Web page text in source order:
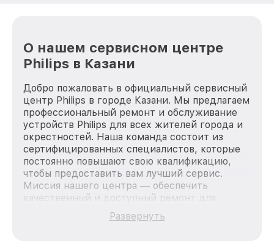
О нашем сервисном центре
Philips в Казани
Добро пожаловать в официальный сервисный
центр Philips в городе Казани. Мы предлагаем
профессиональный ремонт и обслуживание
устройств Philips для всех жителей города и
окрестностей. Наша команда состоит из
сертифицированных специалистов, которые
постоянно повышают свою квалификацию,
чтобы предоставить вам лучший сервис.
Миссия нашего центра — обеспечить
качественный и доступный ремонт для
каждого пользователя продукции Philips, вне
зависимости от сложности поломки. Мы
Развернуть